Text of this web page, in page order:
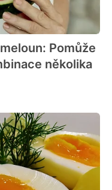
Pomůže
několika